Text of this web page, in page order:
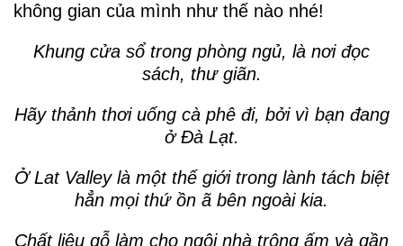
không gian của mình như thế nào nhé!
Khung cửa sổ trong phòng ngủ, là nơi đọc
sách, thư giãn.
Hãy thảnh thơi uống cà phê đi, bởi vì bạn đang
ở Đà Lạt.
Ở Lat Valley là một thế giới trong lành tách biệt
hẳn mọi thứ ồn ã bên ngoài kia.
Chất liệu gỗ làm cho ngôi nhà trông ấm và gần